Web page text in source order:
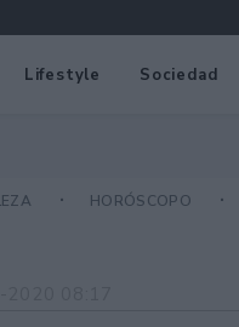
Lifestyle Sociedad
HORÓSCOPO